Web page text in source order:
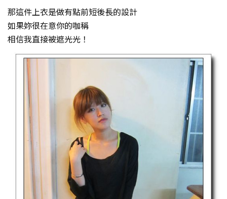
那這件上衣是做有點前短後長的設計
如果妳很在意你的咖稱
相信我直接被遮光光！